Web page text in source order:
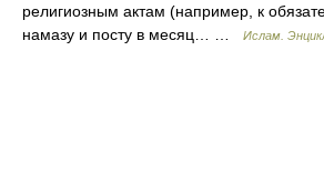
религиозным актам (например, к
намазу и посту в месяц… …
Ислам.